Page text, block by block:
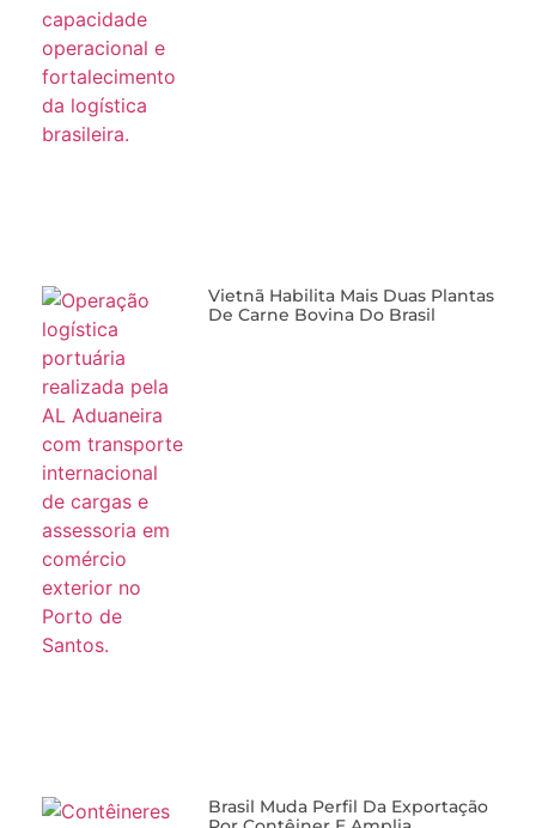
Vietnã Habilita Mais Duas Plantas
De Carne Bovina Do Brasil
Brasil Muda Perfil Da Exportação